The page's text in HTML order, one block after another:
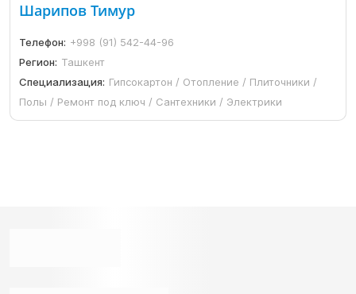
Шарипов Тимур
Телефон: +998 (91) 542-44-96
Регион: Ташкент
Специализация: Гипсокартон / Отопление / Плиточники /
Полы / Ремонт под ключ / Сантехники / Электрики